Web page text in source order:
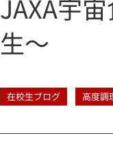
JAXA宇
生〜
在校生ブログ 高度調